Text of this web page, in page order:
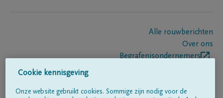
Alle rouwberichten
Over ons
Begrafenisondernemers
Cookie kennisgeving
Onze website gebruikt cookies. Sommige zijn nodig voor de